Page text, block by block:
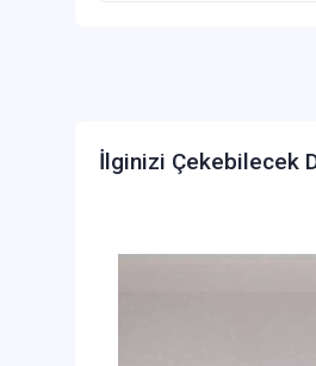
İlginizi Çekebilecek